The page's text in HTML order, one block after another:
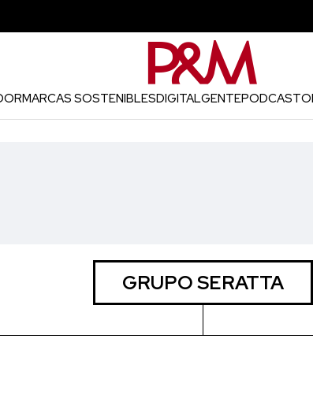
MARCAS SOSTENIBLESDIGITALGENTEPODCAST
GRUPO SERATTA